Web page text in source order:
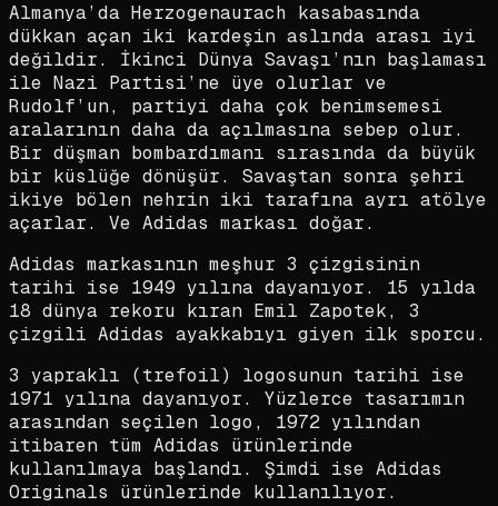
Almanya’da Herzogenaurach kasabasında
dükkan açan iki kardeşin aslında arası iyi
değildir. İkinci Dünya Savaşı’nın başlaması
ile Nazi Partisi’ne üye olurlar ve
Rudolf’un, partiyi daha çok benimsemesi
aralarının daha da açılmasına sebep olur.
Bir düşman bombardımanı sırasında da büyük
bir küslüğe dönüşür. Savaştan sonra şehri
ikiye bölen nehrin iki tarafına ayrı atölye
açarlar. Ve Adidas markası doğar.
Adidas markasının meşhur 3 çizgisinin
tarihi ise 1949 yılına dayanıyor. 15 yılda
18 dünya rekoru kıran Emil Zapotek, 3
çizgili Adidas ayakkabıyı giyen ilk sporcu.
3 yapraklı (trefoil) logosunun tarihi ise
1971 yılına dayanıyor. Yüzlerce tasarımın
arasından seçilen logo, 1972 yılından
itibaren tüm Adidas ürünlerinde
kullanılmaya başlandı. Şimdi ise Adidas
Originals ürünlerinde kullanılıyor.